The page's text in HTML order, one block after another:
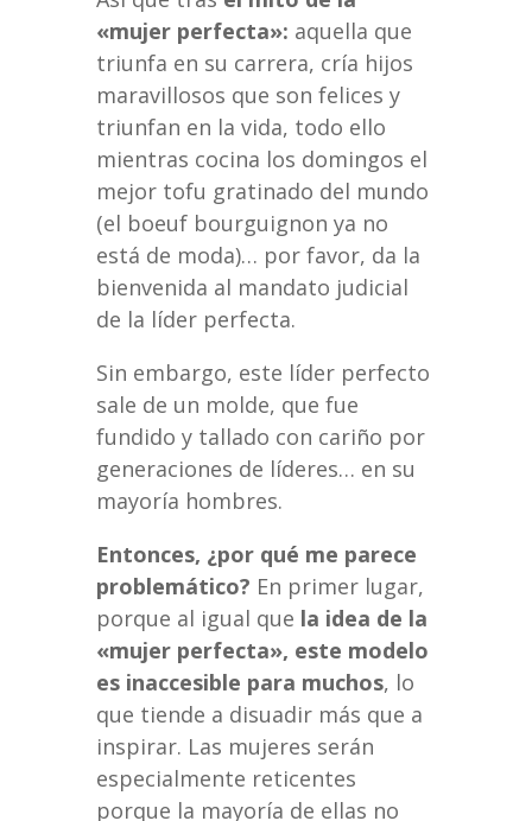
«mujer perfecta»: aquella que
triunfa en su carrera, cría hijos
maravillosos que son felices y
triunfan en la vida, todo ello
mientras cocina los domingos el
mejor tofu gratinado del mundo
(el boeuf bourguignon ya no
está de moda)… por favor, da la
bienvenida al mandato judicial
de la líder perfecta.
Sin embargo, este líder perfecto
sale de un molde, que fue
fundido y tallado con cariño por
generaciones de líderes… en su
mayoría hombres.
Entonces, ¿por qué me parece
problemático? En primer lugar,
porque al igual que la idea de la
«mujer perfecta», este modelo
es inaccesible para muchos, lo
que tiende a disuadir más que a
inspirar. Las mujeres serán
especialmente reticentes
porque la mayoría de ellas no